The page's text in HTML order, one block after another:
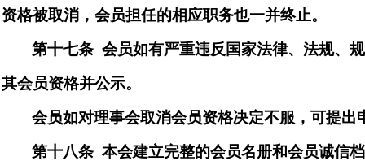
资格被取消，会员担任的相应职务也一并终止。
第十七条 会员如有严重违反国家法律、法规、
其会员资格并公示。
会员如对理事会取消会员资格决定不服，可提
第十八条 本会建立完整的会员名册和会员诚信